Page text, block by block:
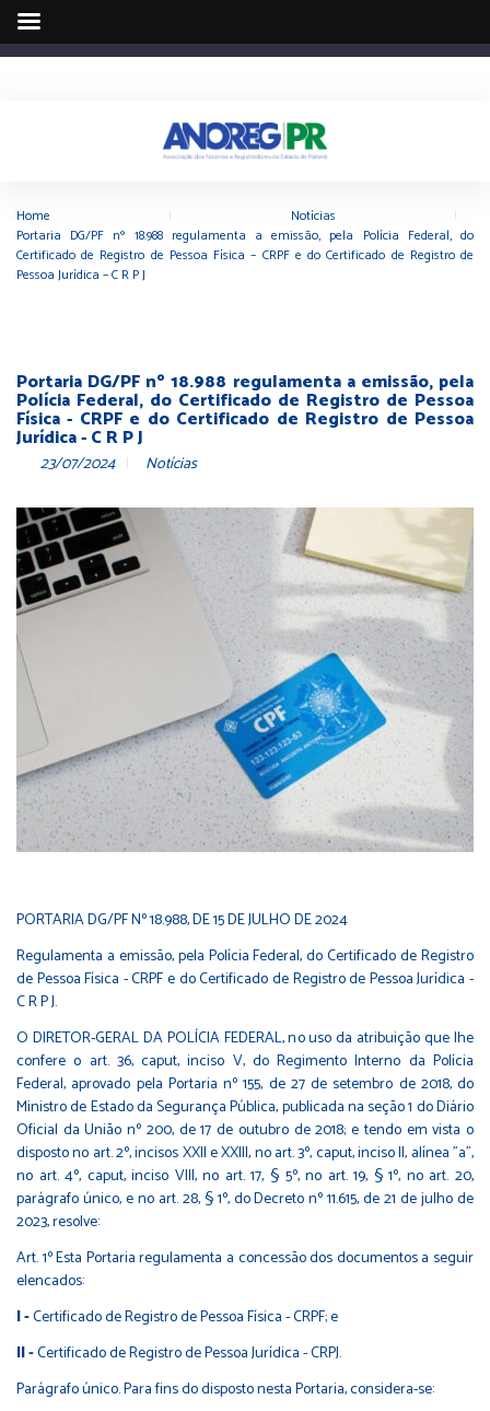
Home Notícias
Portaria DG/PF nº 18.988 regulamenta a emissão, pela Polícia Federal, do
Certificado de Registro de Pessoa Física – CRPF e do Certificado de Registro de
Pessoa Jurídica – C R P J
Portaria DG/PF nº 18.988 regulamenta a emissão, pela
Polícia Federal, do Certificado de Registro de Pessoa
Física - CRPF e do Certificado de Registro de Pessoa
Jurídica - C R P J
23/07/2024 Notícias
PORTARIA DG/PF Nº 18.988, DE 15 DE JULHO DE 2024
Regulamenta a emissão, pela Polícia Federal, do Certificado de Registro
de Pessoa Física - CRPF e do Certificado de Registro de Pessoa Jurídica -
C R P J.
O DIRETOR-GERAL DA POLÍCIA FEDERAL, no uso da atribuição que lhe
confere o art. 36, caput, inciso V, do Regimento Interno da Polícia
Federal, aprovado pela Portaria nº 155, de 27 de setembro de 2018, do
Ministro de Estado da Segurança Pública, publicada na seção 1 do Diário
Oficial da União nº 200, de 17 de outubro de 2018; e tendo em vista o
disposto no art. 2º, incisos XXII e XXIII, no art. 3º, caput, inciso II, alínea "a",
no art. 4º, caput, inciso VIII, no art. 17, § 5º, no art. 19, § 1º, no art. 20,
parágrafo único, e no art. 28, § 1º, do Decreto nº 11.615, de 21 de julho de
2023, resolve:
Art. 1º Esta Portaria regulamenta a concessão dos documentos a seguir
elencados:
I -Certificado de Registro de Pessoa Física - CRPF; e
II -Certificado de Registro de Pessoa Jurídica - CRPJ.
Parágrafo único. Para fins do disposto nesta Portaria, considera-se: